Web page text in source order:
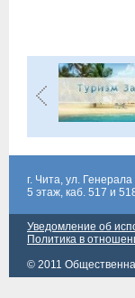
г. Чита, ул.
5 этаж, каб. 517 и
Уведомление об
Политика в
© 2011